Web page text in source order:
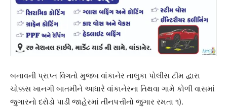
બનાવની પ્રાપ્ત વિગતો મુજબ વાંકાનેર તાલુકા પોલીસ ટીમ દ્વારા
ચોક્કસ ખાનગી બાતમીને આધારે વાંકાનેરના તિથવા ગામે કોળી વાસમાં
જુગારનો દરોડો પાડી જાહેરમાં તીનપત્તીનો જુગાર રમતા ૧).